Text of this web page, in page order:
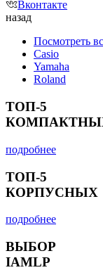
Вконтакте
назад
Посмотреть
Casio
Yamaha
Roland
ТОП-5
подробнее
ТОП-5
КОРПУСНЫХ
подробнее
ВЫБОР
IAMLP